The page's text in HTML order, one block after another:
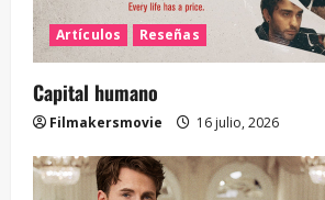
Artículos Reseñas
Capital humano
Filmakersmovie 16 julio, 2026